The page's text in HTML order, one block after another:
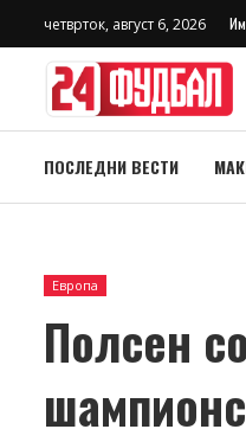
четврток, август 6, 2026
ПОСЛЕДНИ ВЕСТИ
Европа
Полсен